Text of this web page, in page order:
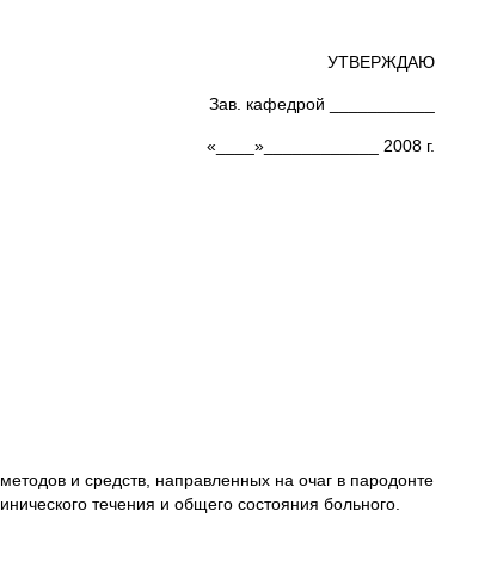
УТВЕРЖДАЮ
Зав. кафедрой ___________
«____»____________ 2008 г.
и средств, направленных на очаг в пародонте
течения и общего состояния больного.